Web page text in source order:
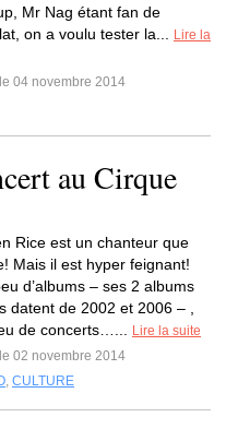
Mr Nag étant fan de
on a voulu tester la...
Lire la
04 novembre 2014
au Cirque
Rice est un chanteur que
Mais il est hyper feignant!
d’albums – ses 2 albums
datent de 2002 et 2006 – ,
de concerts…...
Lire la suite
02 novembre 2014
, CULTURE